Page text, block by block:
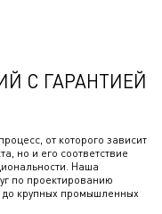
С ГАРАНТИЕЙ
от которого зависит
но и его соответствие
Наша
по проектированию
до крупных промышленных